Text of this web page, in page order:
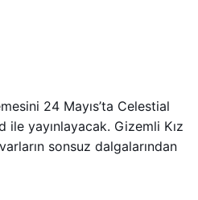
24 Mayıs’ta Celestial
ile yayınlayacak. Gizemli Kız
sonsuz dalgalarından